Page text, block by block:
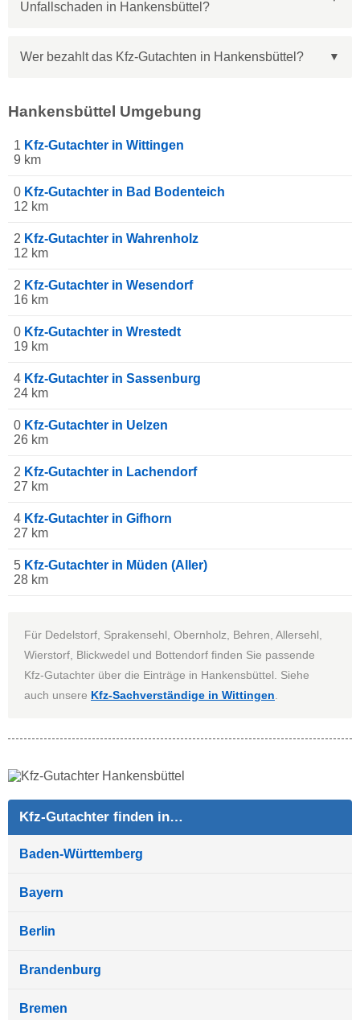
Unfallschaden in Hankensbüttel?
Wer bezahlt das Kfz-Gutachten in Hankensbüttel?
Hankensbüttel Umgebung
1 Kfz-Gutachter in Wittingen
9 km
0 Kfz-Gutachter in Bad Bodenteich
12 km
2 Kfz-Gutachter in Wahrenholz
12 km
2 Kfz-Gutachter in Wesendorf
16 km
0 Kfz-Gutachter in Wrestedt
19 km
4 Kfz-Gutachter in Sassenburg
24 km
0 Kfz-Gutachter in Uelzen
26 km
2 Kfz-Gutachter in Lachendorf
27 km
4 Kfz-Gutachter in Gifhorn
27 km
5 Kfz-Gutachter in Müden (Aller)
28 km
Für Dedelstorf, Sprakensehl, Obernholz, Behren, Allersehl,
Wierstorf, Blickwedel und Bottendorf finden Sie passende
Kfz-Gutachter über die Einträge in Hankensbüttel. Siehe
auch unsere Kfz-Sachverständige in Wittingen
Kfz-Gutachter finden in…
Baden-Württemberg
Bayern
Berlin
Brandenburg
Bremen